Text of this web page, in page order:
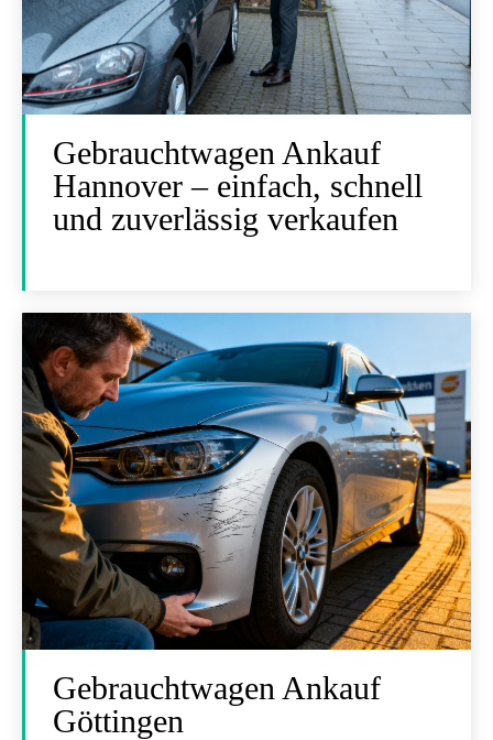
Gebrauchtwagen Ankauf
Hannover – einfach, schnell
und zuverlässig verkaufen
Gebrauchtwagen Ankauf
Göttingen